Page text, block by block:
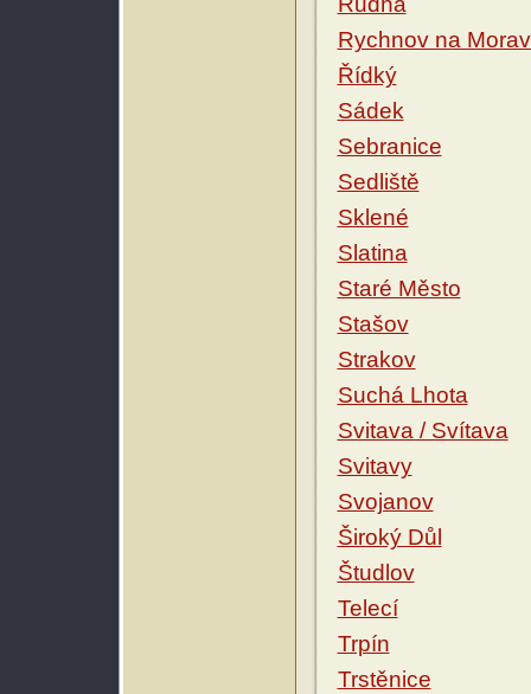
Rychnov na
Řídký
Sádek
Sebranice
Sedliště
Sklené
Slatina
Staré Město
Stašov
Strakov
Suchá Lhota
Svitava / Svítava
Svitavy
Svojanov
Široký Důl
Študlov
Telecí
Trpín
Trstěnice